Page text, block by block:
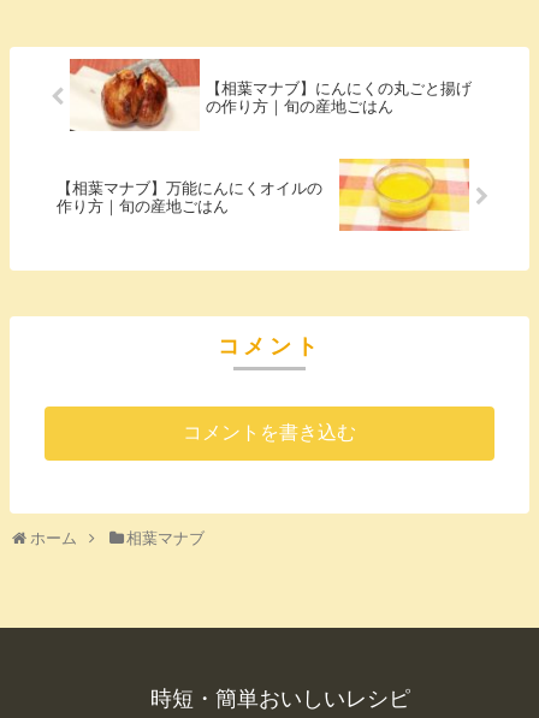
【相葉マナブ】にんにくの丸ごと揚げ
の作り方｜旬の産地ごはん
【相葉マナブ】万能にんにくオイルの
作り方｜旬の産地ごはん
コメント
コメントを書き込む
ホーム 相葉マナブ
時短・簡単おいしいレシピ